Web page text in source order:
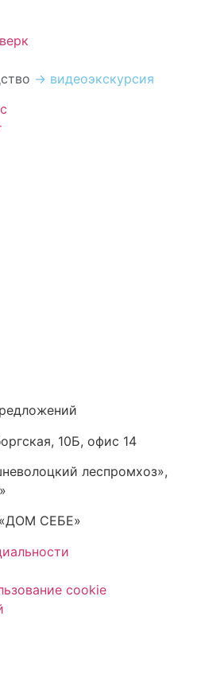
→ видеоэкскурсия
10Б, офис 14
леспромхоз»,
СЕБЕ»
cookie